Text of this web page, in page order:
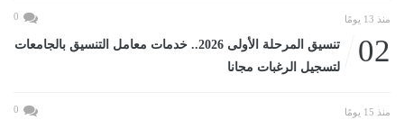
منذ 13 يومًا 0
02
تنسيق المرحلة الأولى 2026.. خدمات معامل التنسيق بالجامعات
لتسجيل الرغبات مجانا
منذ 15 يومًا 0